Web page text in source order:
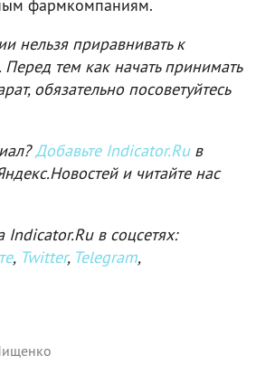
фармкомпаниям.
нельзя приравнивать к
тем как начать принимать
обязательно посоветуйтесь
Добавьте Indicator.Ruв
и читайте нас
Indicator.Ru в соцсетях:
, Twitter, Telegram,